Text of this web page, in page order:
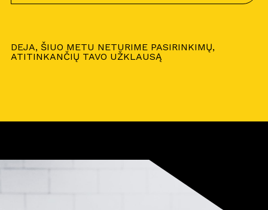
DEJA, ŠIUO METU NETURIME PASIRINKIMŲ,
ATITINKANČIŲ TAVO UŽKLAUSĄ